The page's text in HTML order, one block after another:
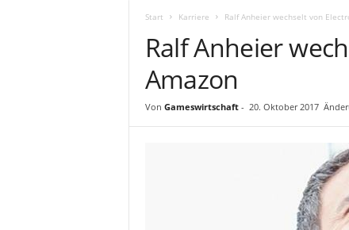
Start Karriere Ralf Anheier wechselt von
Ralf Anheier
Amazon
Von Gameswirtschaft- 20. Oktober 2017